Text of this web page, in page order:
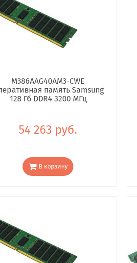
M386AAG40AM3-CWE
память Samsung
128 Гб DDR4 3200 МГц
54 263 руб.
В корзину